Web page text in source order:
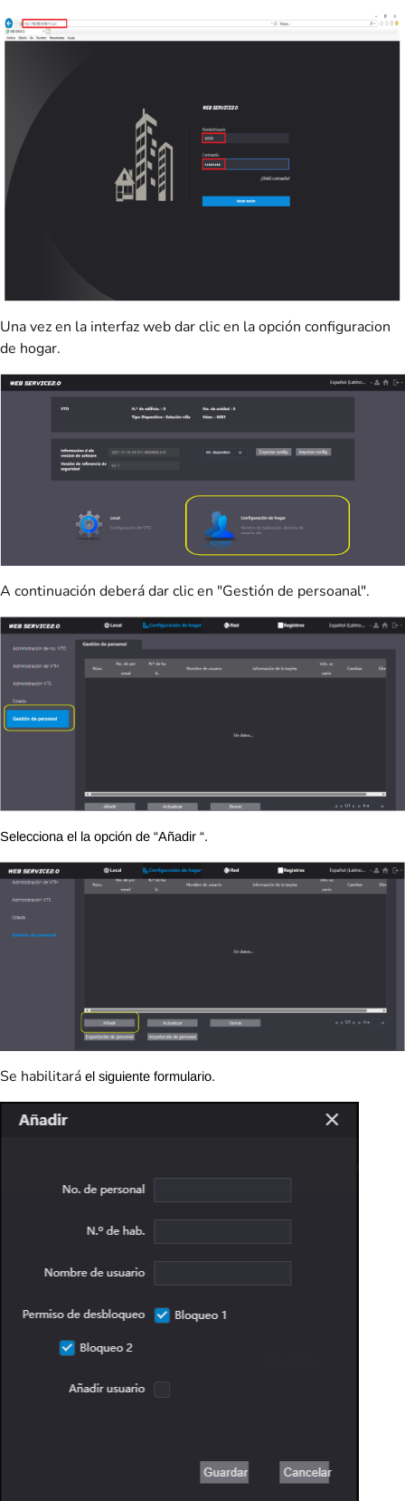
Una vez en la interfaz web dar clic en la opción configuracion
de hogar.
A continuación deberá dar clic en "Gestión de persoanal".
Selecciona el la opción de “Añadir “.
Se habilitará el siguiente formulario.